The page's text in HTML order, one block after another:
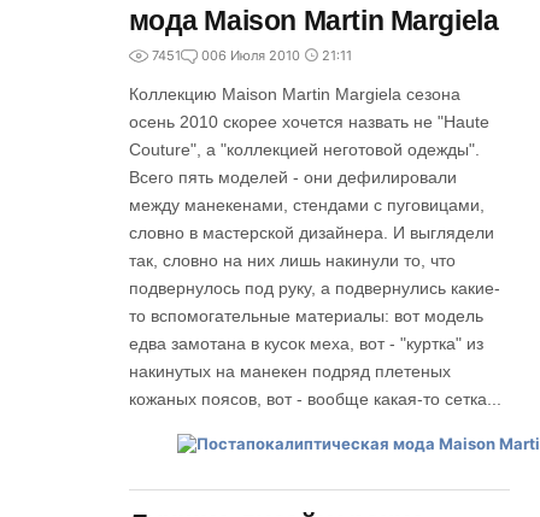
мода Maison Martin Margiela
7451 006 Июля 2010 21:11
Коллекцию Maison Martin Margiela сезона
осень 2010 скорее хочется назвать не "Haute
Couture", а "коллекцией неготовой одежды".
Всего пять моделей - они дефилировали
между манекенами, стендами с пуговицами,
словно в мастерской дизайнера. И выглядели
так, словно на них лишь накинули то, что
подвернулось под руку, а подвернулись какие-
то вспомогательные материалы: вот модель
едва замотана в кусок меха, вот - "куртка" из
накинутых на манекен подряд плетеных
кожаных поясов, вот - вообще какая-то сетка...